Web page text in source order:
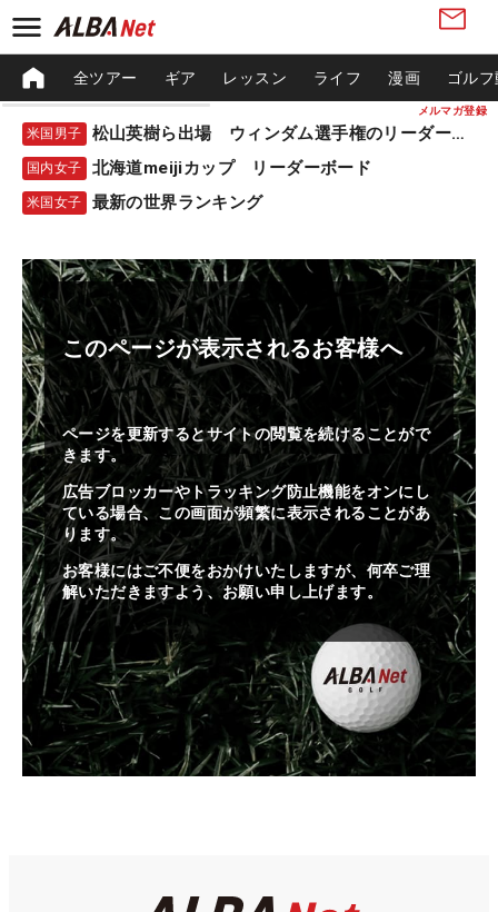
メルマガ登録
全ツアー ギア レッスン ライフ 漫画 ゴル
米国男子 松山英樹ら出場 ウィンダム選手権のリーダーボード
国内女子 北海道meijiカップ リーダーボード
米国女子 最新の世界ランキング
このページが表示されるお客様へ
ページを更新するとサイトの閲覧を続けることがで
きます。
広告ブロッカーやトラッキング防止機能をオンにし
ている場合、この画面が頻繁に表示されることがあ
ります。
お客様にはご不便をおかけいたしますが、何卒ご理
解いただきますよう、お願い申し上げます。